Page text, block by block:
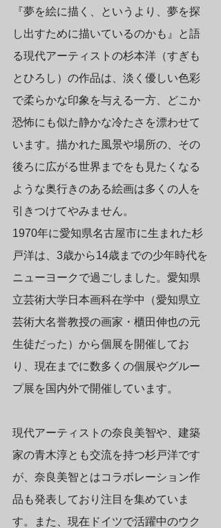
『夢を絵に描く、というより、夢を探
し出すために描いているのかも』と語
る現代アーティストの杉本洋（すぎも
とひろし）の作品は、淡く優しい色彩
で柔らかな印象を与える一方、どこか
恐怖にも似た静かな冷たさを漂わせて
います。描かれた風景や場所の、その
後ろに広がる世界までをも見たくなる
ような奥行きのある絵画は多くの人を
引きつけてやみません。
1970年に愛知県名古屋市に生まれた杉
戸洋は、3歳から14歳までの少年時代を
ニューヨークで過ごしました。愛知県
立芸術大学日本画科在学中（愛知県立
芸術大名誉教授の画家・櫃田伸也の元
生徒だった）から個展を開催してお
り、現在までに数多くの個展やグルー
プ展を国内外で開催しています。
現代アーティストの奈良美智や、建築
家の青木淳とも交流を持つ杉戸洋です
が、奈良美智とはコラボレーション作
品も発表しており注目を集めていま
す。また、現在ドイツで活躍中のウク